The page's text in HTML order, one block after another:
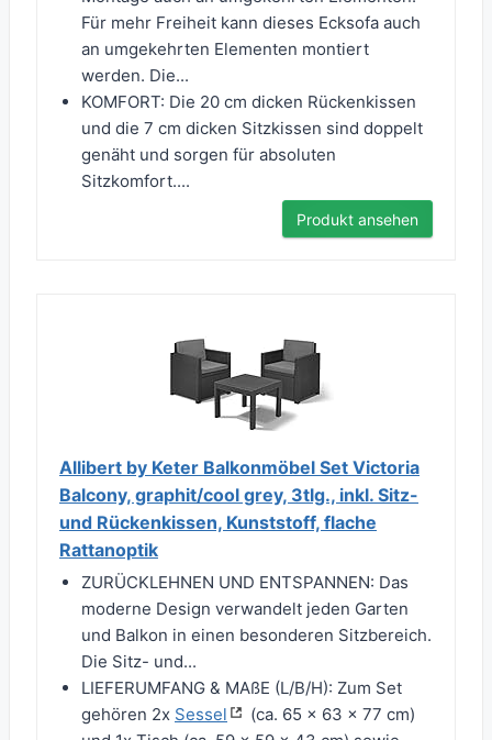
Für mehr Freiheit kann dieses Ecksofa auch
an umgekehrten Elementen montiert
werden. Die...
KOMFORT: Die 20 cm dicken Rückenkissen
und die 7 cm dicken Sitzkissen sind doppelt
genäht und sorgen für absoluten
Sitzkomfort....
Produkt ansehen
Allibert by Keter Balkonmöbel Set Victoria
Balcony, graphit/cool grey, 3tlg., inkl. Sitz-
und Rückenkissen, Kunststoff, flache
Rattanoptik
ZURÜCKLEHNEN UND ENTSPANNEN: Das
moderne Design verwandelt jeden Garten
und Balkon in einen besonderen Sitzbereich.
Die Sitz- und...
LIEFERUMFANG & MAßE (L/B/H): Zum Set
gehören 2x Sessel
(ca. 65 x 63 x 77 cm)